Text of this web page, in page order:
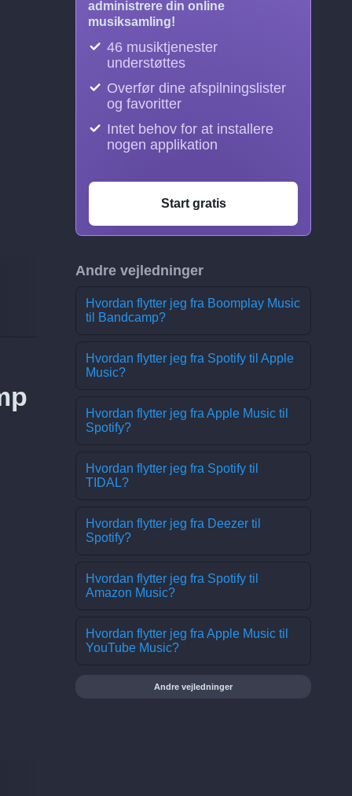
administrere din online
musiksamling!
46 musiktjenester
understøttes
Overfør dine afspilningslister
og favoritter
Intet behov for at installere
nogen applikation
Start gratis
Andre vejledninger
Hvordan flytter jeg fra Boomplay Music
til Bandcamp?
Hvordan flytter jeg fra Spotify til Apple
Music?
Hvordan flytter jeg fra Apple Music til
Spotify?
Hvordan flytter jeg fra Spotify til
TIDAL?
Hvordan flytter jeg fra Deezer til
Spotify?
Hvordan flytter jeg fra Spotify til
Amazon Music?
Hvordan flytter jeg fra Apple Music til
YouTube Music?
Andre vejledninger